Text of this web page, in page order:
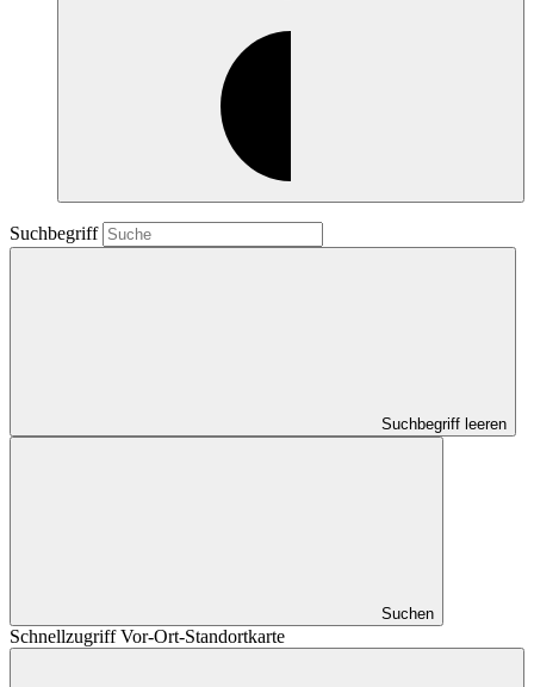
Suchbegriff
Suchbegriff leeren
Suchen
Schnellzugriff Vor-Ort-Standortkarte